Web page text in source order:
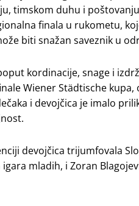
timskom duhu i poštovanju
finala u rukometu,
biti snažan saveznik u
kordinacije, snage i
Wiener Städtische kupa,
i devojčica je imalo
devojčica trijumfovala
mladih, i Zoran